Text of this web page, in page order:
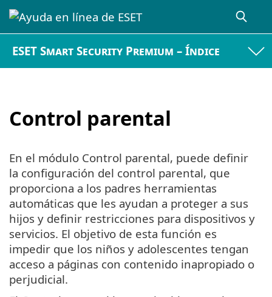
ESET Smart Security Premium – Índice
Control parental
En el módulo Control parental, puede definir
la configuración del control parental, que
proporciona a los padres herramientas
automáticas que les ayudan a proteger a sus
hijos y definir restricciones para dispositivos y
servicios. El objetivo de esta función es
impedir que los niños y adolescentes tengan
acceso a páginas con contenido inapropiado o
perjudicial.